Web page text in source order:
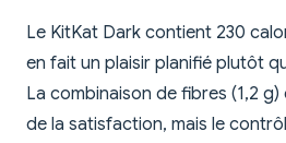
Le KitKat Dark contient 230
en fait un plaisir planifié plutôt
La combinaison de fibres (1,2
de la satisfaction, mais le